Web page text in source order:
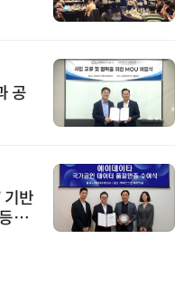
공
기반
급